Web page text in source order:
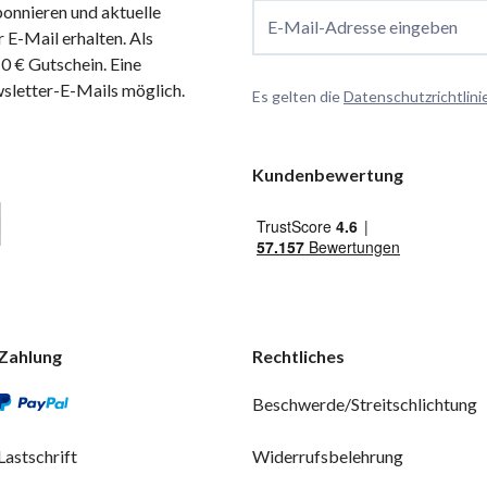
und aktuelle
E-Mail erhalten. Als
€ Gutschein. Eine
E-Mails möglich.
E-Mail-Adresse eingeben
Es gelten die
Kundenbewertung
Rechtliches
Beschwerde/Streitschlichtung
Widerrufsbelehrung